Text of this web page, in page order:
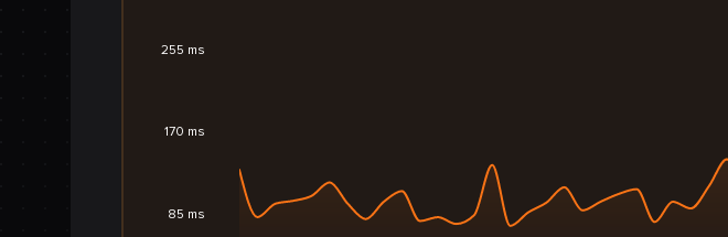
85 ms
170 ms
255 ms